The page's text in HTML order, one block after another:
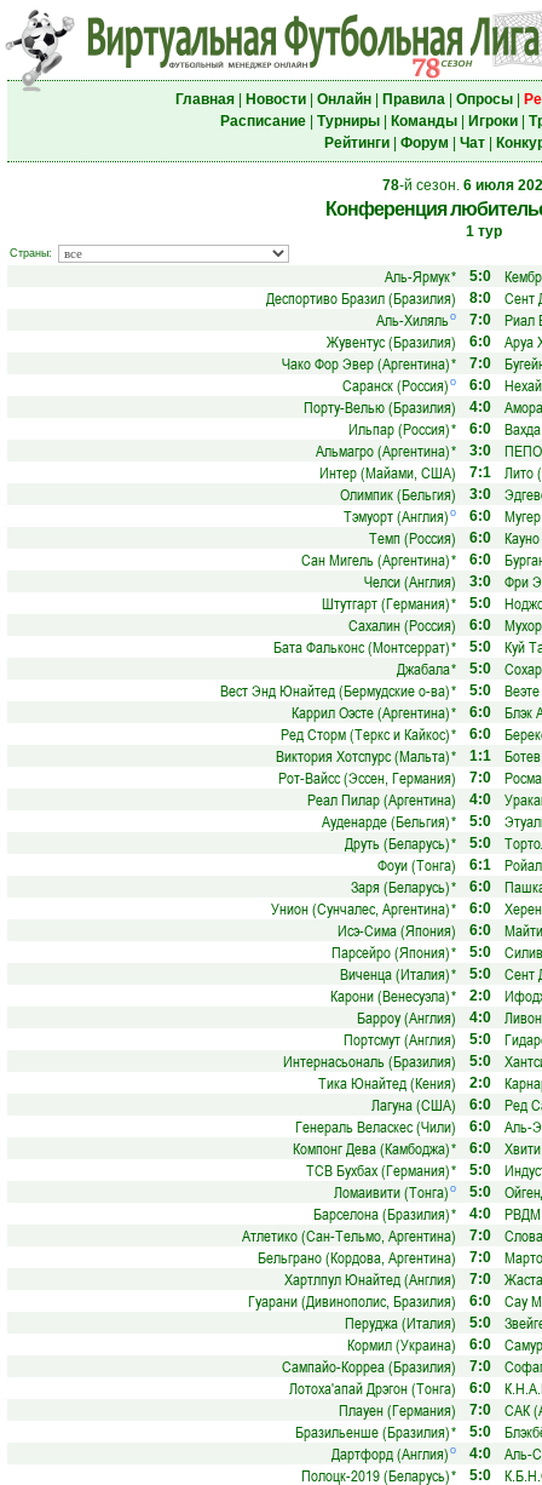
Главная| Новости| Онлайн| Правила| Опросы|
Расписание| Турниры| Команды| Игроки|
Рейтинги| Форум Чат|
78-й сезон. 6 июля
Конференция
1 тур
Страны:
Аль-Ярмук* 5:0
Деспортиво Бразил (Бразилия)
8:0
Сент
Аль-Хиляльо 7:0
Риал
Жувентус (Бразилия)
6:0
Аруа
Чако Фор Эвер (Аргентина)* 7:0
Саранск (Россия) о 6:0
Порту-Велью (Бразилия)
4:0
Ильпар (Россия)* 6:0
Альмагро (Аргентина)* 3:0
ПЕПО
Интер (Майами, США)
7:1
Лито
Олимпик (Бельгия)
3:0
Тэмуорт (Англия) о 6:0
Темп (Россия)
6:0
Сан Мигель (Аргентина)* 6:0
Челси (Англия)
3:0
Фри
Штутгарт (Германия)* 5:0
Сахалин (Россия)
6:0
Бата Фальконс (Монтсеррат)* 5:0
Куй
Джабала* 5:0
Вест Энд Юнайтед (Бермудские о-ва)* 5:0
Каррил Оэсте (Аргентина)* 6:0
Блэк
Ред Сторм (Теркс и Кайкос)* 6:0
Виктория Хотспурс (Мальта)* 1:1
Рот-Вайсс (Эссен, Германия)
7:0
Реал Пилар (Аргентина)
4:0
Ауденарде (Бельгия)* 5:0
Друть (Беларусь)* 5:0
Фоуи (Тонга)
6:1
Заря (Беларусь)* 6:0
Унион (Сунчалес, Аргентина)* 6:0
Исэ-Сима (Япония)
6:0
Парсейро (Япония)* 5:0
Виченца (Италия)* 5:0
Сент
Карони (Венесуэла)* 2:0
Барроу (Англия)
4:0
Портсмут (Англия)
5:0
Интернасьональ (Бразилия)
5:0
Тика Юнайтед (Кения)
2:0
Лагуна (США)
6:0
Ред
Генераль Веласкес (Чили)
6:0
Аль-
Компонг Дева (Камбоджа)* 6:0
ТСВ Бухбах (Германия)* 5:0
Ломаивити (Тонга) о 5:0
Барселона (Бразилия)* 4:0
РВДМ
Атлетико (Сан-Тельмо, Аргентина)
7:0
Бельграно (Кордова, Аргентина)
7:0
Хартлпул Юнайтед (Англия)
7:0
Гуарани (Дивинополис, Бразилия)
6:0
Сау
Перуджа (Италия)
5:0
Кормил (Украина)
6:0
Сампайо-Корреа (Бразилия)
7:0
Лотоха'апай Дрэгон (Тонга)
6:0
Плауен (Германия)
7:0
САК
Бразильенше (Бразилия)* 5:0
Дартфорд (Англия) о 4:0
Аль-
Полоцк-2019 (Беларусь)* 5:0